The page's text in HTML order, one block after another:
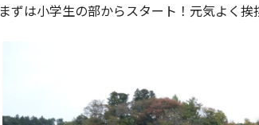
まずは小学生の部からスタート！元気よく挨